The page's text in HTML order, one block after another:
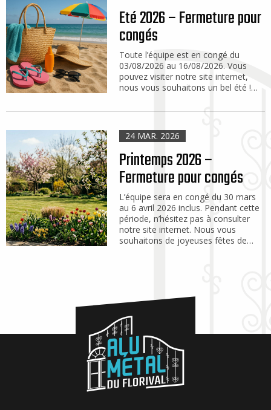
Eté 2026 – Fermeture pour
congés
Toute l’équipe est en congé du
03/08/2026 au 16/08/2026. Vous
pouvez visiter notre site internet,
nous vous souhaitons un bel été !…
24 MAR. 2026
Printemps 2026 –
Fermeture pour congés
L’équipe sera en congé du 30 mars
au 6 avril 2026 inclus. Pendant cette
période, n’hésitez pas à consulter
notre site internet. Nous vous
souhaitons de joyeuses fêtes de…
Métal
du
Florival
Fabrication
sur
mesure,